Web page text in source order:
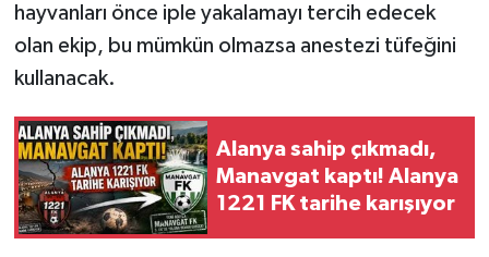
hayvanları önce iple yakalamayı tercih edecek
olan ekip, bu mümkün olmazsa anestezi tüfeğini
kullanacak.
Alanya sahip çıkmadı,
Manavgat kaptı! Alanya
1221 FK tarihe karışıyor